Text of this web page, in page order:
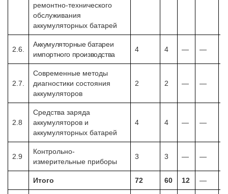
ремонтно-технического
обслуживания
аккумуляторных батарей
2.6.
Аккумуляторные батареи
импортного производства
4 4 — —
2.7.
Современные методы
диагностики состояния
аккумуляторов
2 2 — —
2.8
Средства заряда
аккумуляторов и
аккумуляторных батарей
4 4 — —
2.9
Контрольно-
измерительные приборы
3 3 — —
Итого 72 60 12 —